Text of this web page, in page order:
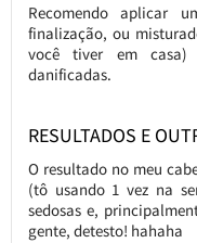
Recomendo aplicar
finalização, ou
você tiver em casa)
danificadas.
RESULTADOS E
O resultado no meu
(tô usando 1 vez na
sedosas e,
gente, detesto! hahaha